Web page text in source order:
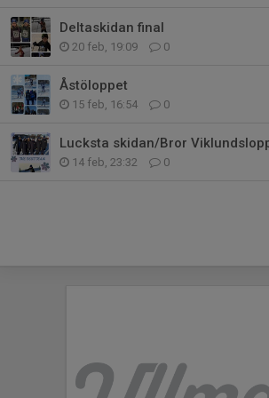
Deltaskidan final
20 feb, 19:09 0
Åstöloppet
15 feb, 16:54 0
Lucksta skidan/Bror
14 feb, 23:32 0